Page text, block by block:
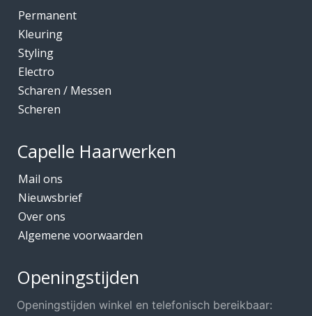
Permanent
Kleuring
Styling
Electro
Scharen / Messen
Scheren
Capelle Haarwerken
Mail ons
Nieuwsbrief
Over ons
Algemene voorwaarden
Openingstijden
Openingstijden winkel en telefonisch bereikbaar: